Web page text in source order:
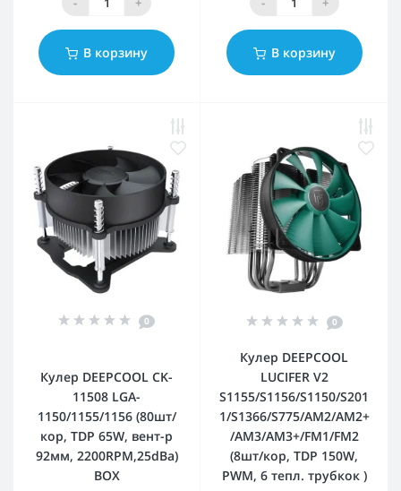
В корзину В корзину
0
Кулер DEEPCOOL CK-
11508 LGA-
1150/1155/1156 (80шт/
кор, TDP 65W, вент-р
92мм, 2200RPM,25dBa)
BOX
0
Кулер DEEPCOOL
LUCIFER V2
S1155/S1156/S1150/S201
1/S1366/S775/AM2/AM2+
/AM3/AM3+/FM1/FM2
(8шт/кор, TDP 150W,
PWM, 6 тепл. трубкок )